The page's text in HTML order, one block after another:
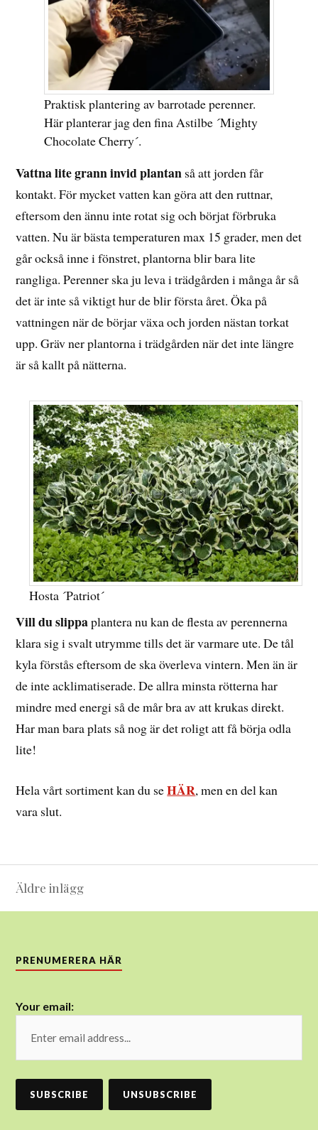
Praktisk plantering av barrotade perenner.
Här planterar jag den fina Astilbe ´Mighty
Chocolate Cherry´.
Vattna lite grann invid plantan så att jorden får
kontakt. För mycket vatten kan göra att den ruttnar,
eftersom den ännu inte rotat sig och börjat förbruka
vatten. Nu är bästa temperaturen max 15 grader, men det
går också inne i fönstret, plantorna blir bara lite
rangliga. Perenner ska ju leva i trädgården i många år så
det är inte så viktigt hur de blir första året. Öka på
vattningen när de börjar växa och jorden nästan torkat
upp. Gräv ner plantorna i trädgården när det inte längre
är så kallt på nätterna.
Hosta ´Patriot´
Vill du slippaplantera nu kan de flesta av perennerna
klara sig i svalt utrymme tills det är varmare ute. De tål
kyla förstås eftersom de ska överleva vintern. Men än är
de inte acklimatiserade. De allra minsta rötterna har
mindre med energi så de mår bra av att krukas direkt.
Har man bara plats så nog är det roligt att få börja odla
lite!
Hela vårt sortiment kan du seHÄR, men en del kan
vara slut.
Inläggsnavigering
Äldre inlägg
PRENUMERERA HÄR
Your email: